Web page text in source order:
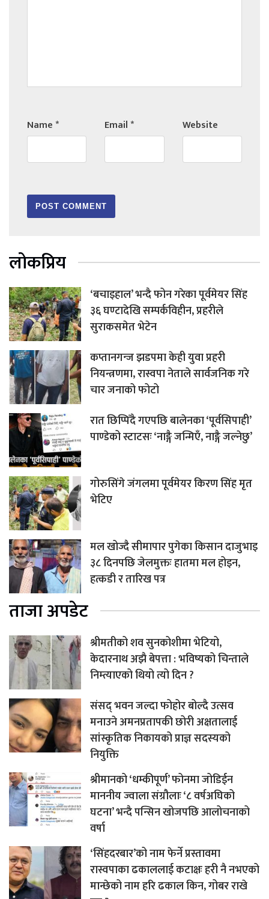
Name* Email* Website
लोकप्रिय
‘बचाइहाल’ भन्दै फोन गरेका पूर्वमेयर सिंह
३६ घण्टादेखि सम्पर्कविहीन, प्रहरीले
सुराकसमेत भेटेन
कप्तानगन्ज झडपमा केही युवा प्रहरी
नियन्त्रणमा, रास्वपा नेताले सार्वजनिक गरे
चार जनाको फोटो
रात छिप्पिँदै गएपछि बालेनका ‘पूर्वसिपाही’
पाण्डेको स्टाटसः ‘नाङ्गै जन्मिएँ, नाङ्गै जल्नेछु’
गोरुसिंगे जंगलमा पूर्वमेयर किरण सिंह मृत
भेटिए
मल खोज्दै सीमापार पुगेका किसान दाजुभाइ
३८ दिनपछि जेलमुक्तः हातमा मल होइन,
हत्कडी र तारिख पत्र
ताजा अपडेट
श्रीमतीको शव सुनकोशीमा भेटियो,
केदारनाथ अझै बेपत्ता : भविष्यको चिन्ताले
निम्त्याएको थियो त्यो दिन ?
संसद् भवन जल्दा फोहोर बोल्दै उत्सव
मनाउने अमनप्रतापकी छोरी अक्षतालाई
सांस्कृतिक निकायको प्राज्ञ सदस्यको
नियुक्ति
श्रीमानको ‘धम्कीपूर्ण’ फोनमा जोडिईन
माननीय ज्वाला संग्रौलाः ‘८ वर्षअघिको
घटना’ भन्दै पन्सिन खोजपछि आलोचनाको
वर्षा
‘सिंहदरबार’को नाम फेर्ने प्रस्तावमा
रास्वपाका ढकाललाई कटाक्षः हरी नै नभएको
मान्छेको नाम हरि ढकाल किन, गोबर राखे